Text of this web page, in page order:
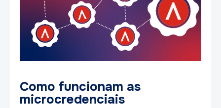
Como funcionam as
microcredenciais